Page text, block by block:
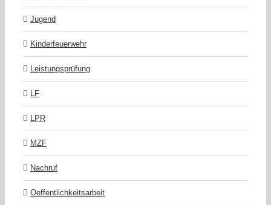
Jugend
Kinderfeuerwehr
Leistungsprüfung
LF
LPR
MZF
Nachruf
Oeffentlichkeitsarbeit